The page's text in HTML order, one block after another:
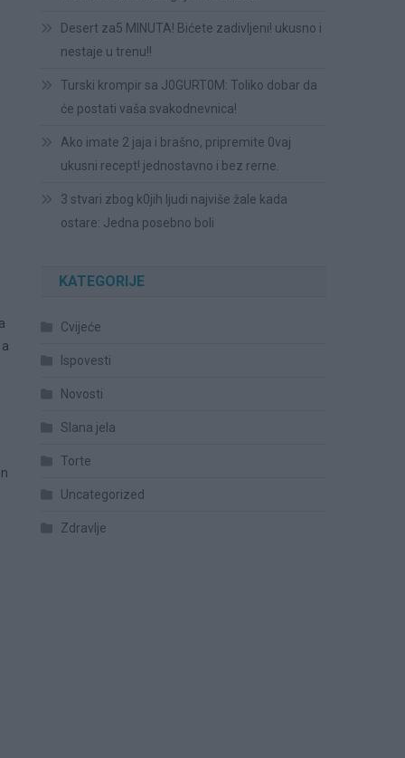
Desert za5 MINUTA! Bićete zadivljeni! ukusno i
nestaje u trenu!!
Turski krompir sa J0GURT0M: Toliko dobar da
će postati vaša svakodnevnica!
Ako imate 2 jaja i brašno, pripremite 0vaj
ukusni recept! jednostavno i bez rerne.
3 stvari zbog k0jih ljudi najviše žale kada
ostare: Jedna posebno boli
KATEGORIJE
Cvijeće
Ispovesti
Novosti
Slana jela
Torte
Uncategorized
Zdravlje